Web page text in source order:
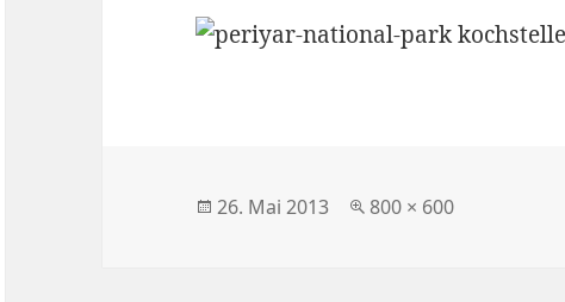
Veröffentlicht
26. Mai 2013
Volle
800 × 600